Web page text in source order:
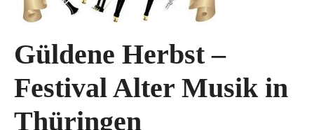
Güldene Herbst –
Festival Alter Musik in
Thüringen